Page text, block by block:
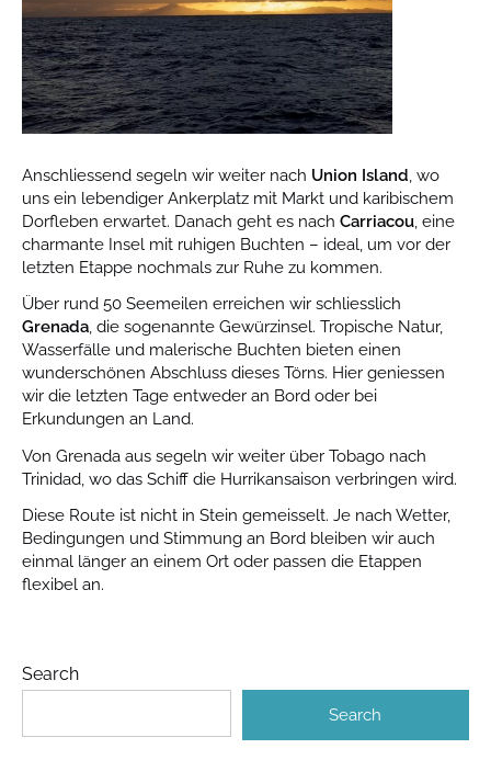
Anschliessend segeln wir weiter nach Union Island , wo
uns ein lebendiger Ankerplatz mit Markt und karibischem
Dorfleben erwartet. Danach geht es nach Carriacou , eine
charmante Insel mit ruhigen Buchten – ideal, um vor der
letzten Etappe nochmals zur Ruhe zu kommen.
Über rund 50 Seemeilen erreichen wir schliesslich
Grenada , die sogenannte Gewürzinsel. Tropische Natur,
Wasserfälle und malerische Buchten bieten einen
wunderschönen Abschluss dieses Törns. Hier geniessen
wir die letzten Tage entweder an Bord oder bei
Erkundungen an Land.
Von Grenada aus segeln wir weiter über Tobago nach
Trinidad, wo das Schiff die Hurrikansaison verbringen wird.
Diese Route ist nicht in Stein gemeisselt. Je nach Wetter,
Bedingungen und Stimmung an Bord bleiben wir auch
einmal länger an einem Ort oder passen die Etappen
flexibel an.
Search
Search